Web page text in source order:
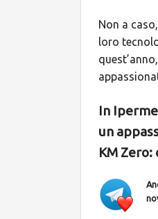
Non a
loro
In
un
KM Zero: